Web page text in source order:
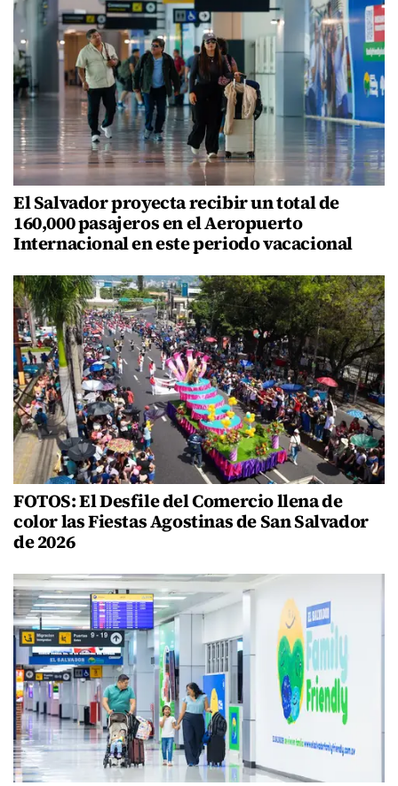
El Salvador proyecta recibir un total de
160,000 pasajeros en el Aeropuerto
Internacional en este periodo vacacional
FOTOS: El Desfile del Comercio llena de
color las Fiestas Agostinas de San Salvador
de 2026